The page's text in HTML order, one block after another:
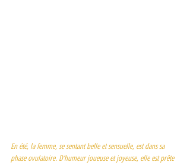
En été, la femme, se sentant belle et sensuelle, est dans sa
phase ovulatoire. D’humeur joueuse et joyeuse, elle est prête